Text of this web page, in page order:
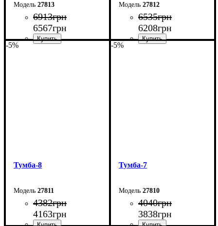
27813
6913грн
6567грн
27812
6535грн
6208грн
-5%
Тумба-8
27811
4382грн
4163грн
-5%
Тумба-7
27810
4040грн
3838грн